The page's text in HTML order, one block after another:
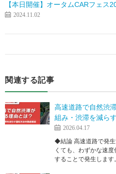
【本日開催】オータムCARフェス
2024.11.02
関連する記事
高速道路で自然渋
組み・渋滞を減ら
2026.04.17
◆結論 高速道路で発
くても、わずかな速
することで発生しま